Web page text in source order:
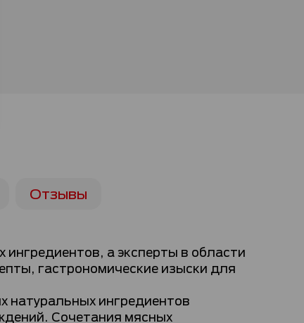
а эксперты в области
гастрономические изыски для
ингредиентов
Сочетания мясных
Отзывы